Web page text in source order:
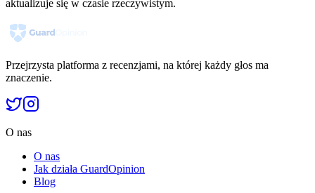
aktualizuje się w czasie rzeczywistym.
Przejrzysta platforma z recenzjami, na której każdy głos ma
znaczenie.
O nas
O nas
Jak działa GuardOpinion
Blog